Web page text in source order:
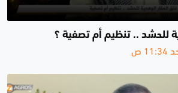
للحشد .. تنظيم أم تصفية ؟